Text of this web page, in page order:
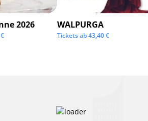
2026
€
WALPURGA
Tickets ab43,40€